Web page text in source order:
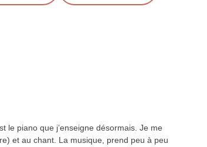
le piano que j’enseigne désormais. Je me
et au chant. La musique, prend peu à peu